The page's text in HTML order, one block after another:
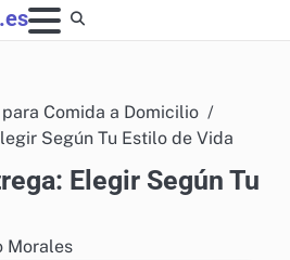
Comida a Domicilio
Según Tu Estilo de Vida
Elegir Según Tu
Morales